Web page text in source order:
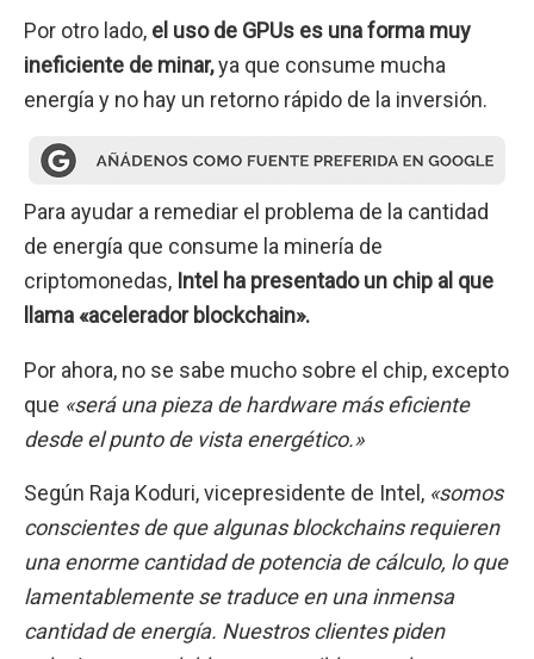
Por otro lado, el uso de GPUs es una forma muy
ineficiente de minar,ya que consume mucha
energía y no hay un retorno rápido de la inversión.
Para ayudar a remediar el problema de la cantidad
de energía que consume la minería de
criptomonedas, Intel ha presentado un chip al que
llama «acelerador blockchain».
Por ahora, no se sabe mucho sobre el chip, excepto
que «será una pieza de hardware más eficiente
desde el punto de vista energético.»
Según Raja Koduri, vicepresidente de Intel, «somos
conscientes de que algunas blockchains requieren
una enorme cantidad de potencia de cálculo, lo que
lamentablemente se traduce en una inmensa
cantidad de energía. Nuestros clientes piden